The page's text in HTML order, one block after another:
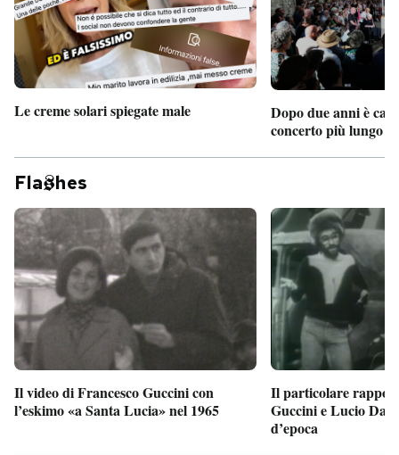
Le creme solari spiegate male
Dopo due anni è
concerto più lungo
Fla hes
Il video di Francesco Guccini con
l’eskimo «a Santa Lucia» nel 1965
Il particolare
Guccini e Lucio
d’epoca